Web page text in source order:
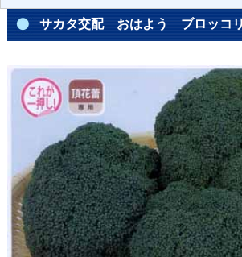
サカタ交配 おはよう ブロッコ